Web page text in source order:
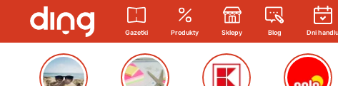
Gazetki Produkty Sklepy Blog Dni handlu